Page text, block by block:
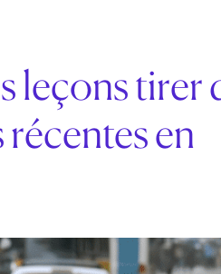
leçons tirer
en